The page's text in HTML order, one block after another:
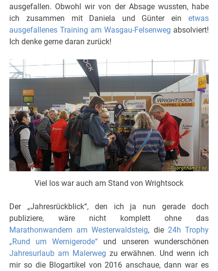
ausgefallen. Obwohl wir von der Absage wussten, habe
ich zusammen mit Daniela und Günter ein etwas
ausgefallenes Training am Wasgau-Felsenweg absolviert!
Ich denke gerne daran zurück!
Viel los war auch am Stand von Wrightsock
Der „Jahresrückblick“, den ich ja nun gerade doch
publiziere, wäre nicht komplett ohne das
Marathonwandern am Westerwaldsteig, die 24h Trophy
„Rund um Wernigerode“ und unseren wunderschönen
Jahresurlaub am Malerweg zu erwähnen. Und wenn ich
mir so die Blogartikel von 2016 anschaue, dann war es